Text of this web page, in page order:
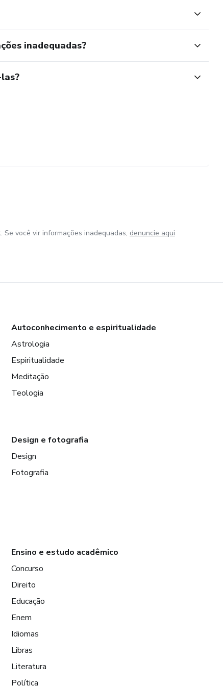
inadequadas?
você vir informações inadequadas, denuncie aqui
Autoconhecimento e espiritualidade
Astrologia
Espiritualidade
Meditação
Teologia
Design e fotografia
Design
Fotografia
Ensino e estudo acadêmico
Concurso
Direito
Educação
Enem
Idiomas
Libras
Literatura
Política